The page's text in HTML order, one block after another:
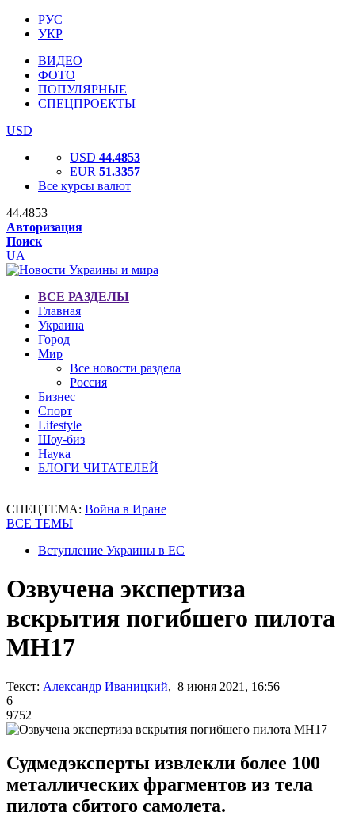
РУС
УКР
ВИДЕО
ФОТО
ПОПУЛЯРНЫЕ
СПЕЦПРОЕКТЫ
USD
USD 44.4853
EUR 51.3357
Все курсы валют
44.4853
Авторизация
Поиск
UA
ВСЕ РАЗДЕЛЫ
Главная
Украина
Город
Мир
Все новости раздела
Россия
Бизнес
Спорт
Lifestyle
Шоу-биз
Наука
БЛОГИ ЧИТАТЕЛЕЙ
СПЕЦТЕМА: Война в Иране
ВСЕ ТЕМЫ
Вступление Украины в ЕС
Озвучена экспертиза
вскрытия погибшего пилота
МН17
Текст: Александр Иваницкий, 8 июня 2021, 16:56
6
9752
Судмедэксперты извлекли более 100
металлических фрагментов из тела
пилота сбитого самолета.